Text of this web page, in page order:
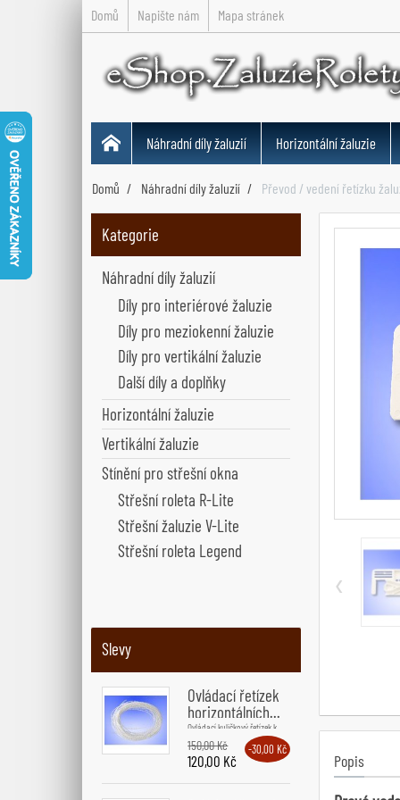
Domů Napište nám Mapa stránek
Náhradní díly žaluzií Horizontální žaluzie
Domů Náhradní díly žaluzií Převod / vedení řetízku
Kategorie
Náhradní díly žaluzií
Díly pro interiérové žaluzie
Díly pro meziokenní žaluzie
Díly pro vertikální žaluzie
Další díly a doplňky
Horizontální žaluzie
Vertikální žaluzie
Stínění pro střešní okna
Střešní roleta R-Lite
Střešní žaluzie V-Lite
Střešní roleta Legend
Slevy
Ovládací řetízek
horizontálních...
Ovládací kuličkový řetízek k...
150,00 Kč -30,00 Kč
120,00 Kč
‹
Popis